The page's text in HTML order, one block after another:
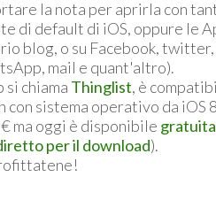
la nota per aprirla con
di default di iOS, oppure le
blog, o su Facebook,
mail e quant'altro).
si chiama Thinglist, è
con sistema operativo da iOS
ma oggi è disponibile
per il download).